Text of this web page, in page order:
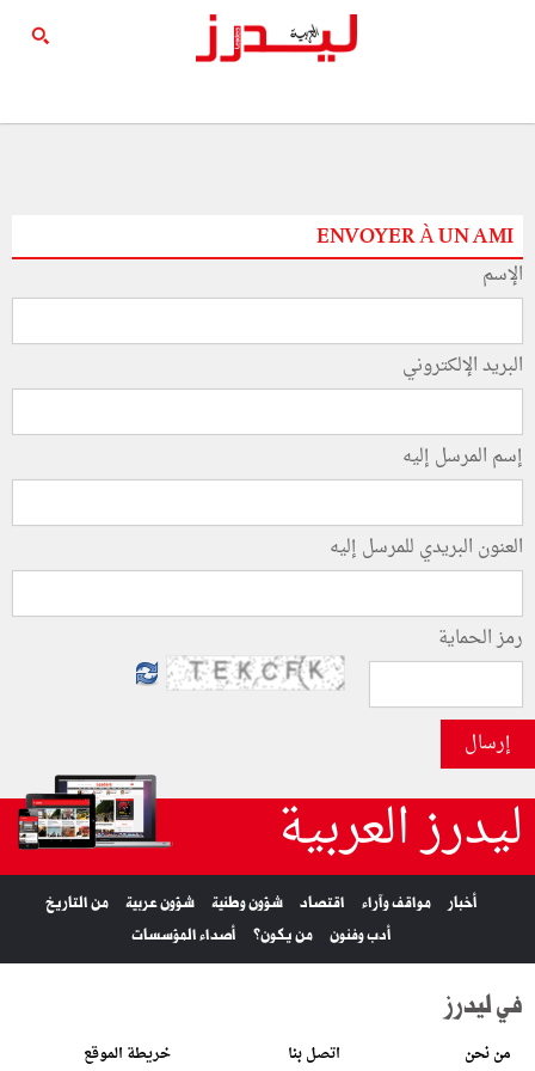
ENVOYER À UN AMI
الإسم
البريد الإلكتروني
إسم المرسل إليه
العنون البريدي للمرسل إليه
رمز الحماية
إرسال
ليدرز العربية
أخبار مواقف وآراء اقتصاد شؤون وطنية شؤون عربية
من التاريخ
أدب وفنون
من يكون؟ أصداء المؤسسات
في ليدرز
من نحن اتصل بنا خريطة الموقع